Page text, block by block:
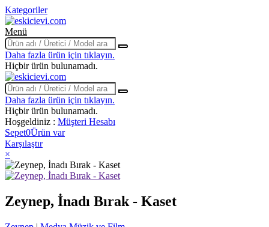
Kategoriler
Menü
Daha fazla ürün için tıklayın.
Hiçbir ürün bulunamadı.
Daha fazla ürün için tıklayın.
Hiçbir ürün bulunamadı.
Hoşgeldiniz : Müşteri Hesabı
Sepet0Ürün var
Karşılaştır
×
Zeynep, İnadı Bırak - Kaset